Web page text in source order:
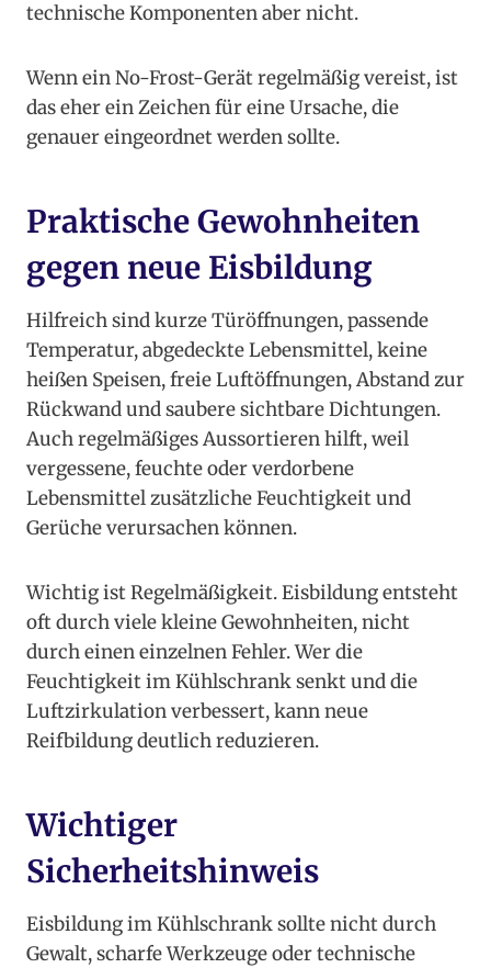
technische Komponenten aber nicht.
Wenn ein No-Frost-Gerät regelmäßig vereist, ist
das eher ein Zeichen für eine Ursache, die
genauer eingeordnet werden sollte.
Praktische Gewohnheiten
gegen neue Eisbildung
Hilfreich sind kurze Türöffnungen, passende
Temperatur, abgedeckte Lebensmittel, keine
heißen Speisen, freie Luftöffnungen, Abstand zur
Rückwand und saubere sichtbare Dichtungen.
Auch regelmäßiges Aussortieren hilft, weil
vergessene, feuchte oder verdorbene
Lebensmittel zusätzliche Feuchtigkeit und
Gerüche verursachen können.
Wichtig ist Regelmäßigkeit. Eisbildung entsteht
oft durch viele kleine Gewohnheiten, nicht
durch einen einzelnen Fehler. Wer die
Feuchtigkeit im Kühlschrank senkt und die
Luftzirkulation verbessert, kann neue
Reifbildung deutlich reduzieren.
Wichtiger
Sicherheitshinweis
Eisbildung im Kühlschrank sollte nicht durch
Gewalt, scharfe Werkzeuge oder technische